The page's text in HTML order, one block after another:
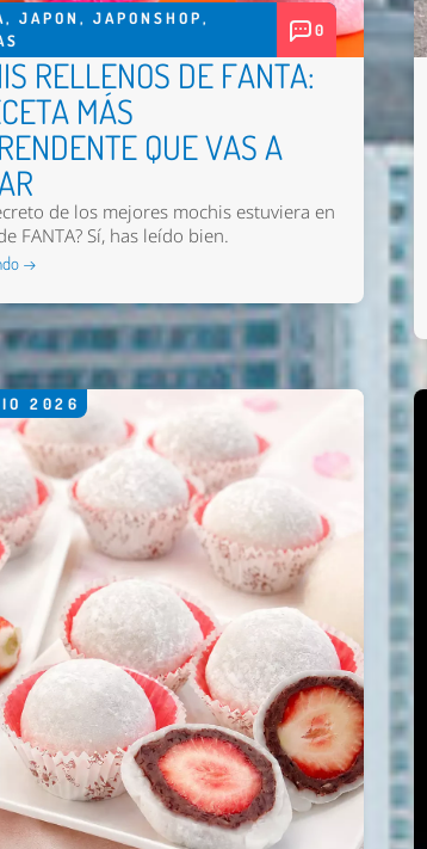
,JAPON,JAPONSHOP,
0
RELLENOS DE FANTA:
MÁS
QUE VAS A
de los mejores mochis estuviera en
FANTA? Sí, has leído bien.
→
2026